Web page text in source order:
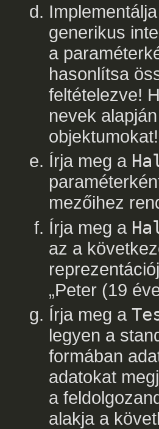
generikus
a
hasonlítsa
feltételezve!
nevek
objektumokat!
Írja meg a
mezőihez
Írja meg a
az a
„Peter (19
Írja meg a
legyen a
formában
adatokat
a
alakja a